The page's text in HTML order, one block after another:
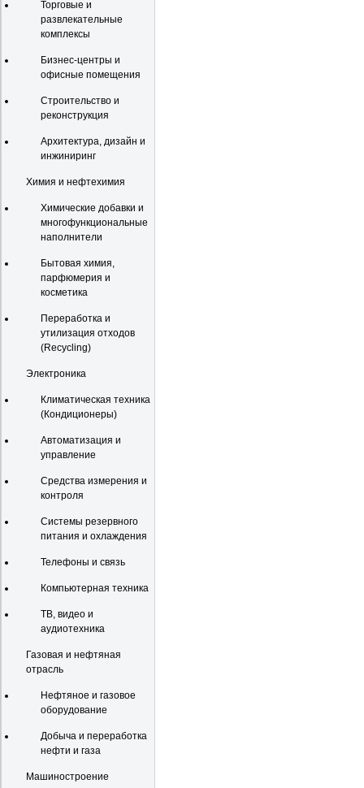
Торговые и
развлекательные
комплексы
Бизнес-центры и
офисные помещения
Строительство и
реконструкция
Архитектура, дизайн и
инжиниринг
Химия и нефтехимия
Химические добавки и
многофункциональные
наполнители
Бытовая химия,
парфюмерия и
косметика
Переработка и
утилизация отходов
(Recycling)
Электроника
Климатическая техника
(Кондиционеры)
Автоматизация и
управление
Средства измерения и
контроля
Системы резервного
питания и охлаждения
Телефоны и связь
Компьютерная техника
ТВ, видео и
аудиотехника
Газовая и нефтяная
отрасль
Нефтяное и газовое
оборудование
Добыча и переработка
нефти и газа
Машиностроение